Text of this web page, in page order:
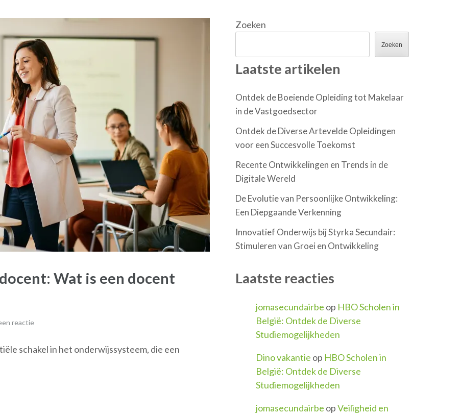
Wat is een docent
reactie
schakel in het onderwijssysteem, die een
Zoeken
Zoeken
Laatste artikelen
Ontdek de Boeiende Opleiding tot Makelaar
in de Vastgoedsector
Ontdek de Diverse Artevelde Opleidingen
voor een Succesvolle Toekomst
Recente Ontwikkelingen en Trends in de
Digitale Wereld
De Evolutie van Persoonlijke Ontwikkeling:
Een Diepgaande Verkenning
Innovatief Onderwijs bij Styrka Secundair:
Stimuleren van Groei en Ontwikkeling
Laatste reacties
jomasecundairbe op HBO Scholen in
België: Ontdek de Diverse
Studiemogelijkheden
Dino vakantie op HBO Scholen in
België: Ontdek de Diverse
Studiemogelijkheden
jomasecundairbe opVeiligheid en